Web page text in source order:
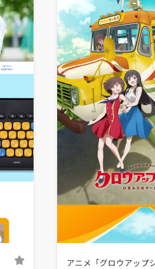
アニメ「グロウアップ